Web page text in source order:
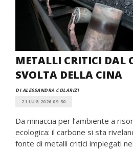
METALLI CRITICI DAL
SVOLTA DELLA CINA
DI ALESSANDRA COLARIZI
21 LUG 2026 09:30
Da minaccia per l’ambiente a
ecologica: il carbone si sta
fonte di metalli critici impiegati